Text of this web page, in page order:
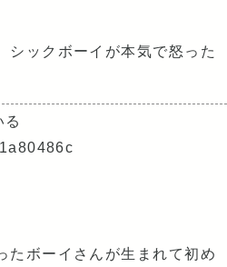
シックボーイが本気で怒った
たボーイさんが生まれて初め